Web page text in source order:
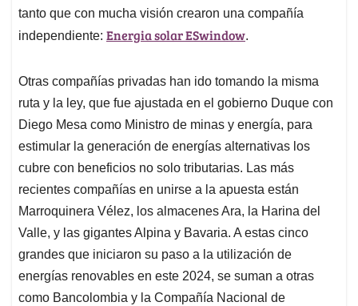
tanto que con mucha visión crearon una compañía
independiente: Energia solar ESwindow.
Otras compañías privadas han ido tomando la misma
ruta y la ley, que fue ajustada en el gobierno Duque con
Diego Mesa como Ministro de minas y energía, para
estimular la generación de energías alternativas los
cubre con beneficios no solo tributarias. Las más
recientes compañías en unirse a la apuesta están
Marroquinera Vélez, los almacenes Ara, la Harina del
Valle, y las gigantes Alpina y Bavaria. A estas cinco
grandes que iniciaron su paso a la utilización de
energías renovables en este 2024, se suman a otras
como Bancolombia y la Compañía Nacional de